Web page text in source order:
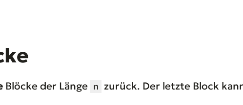
Blöcke der Länge n zurück. Der letzte Block